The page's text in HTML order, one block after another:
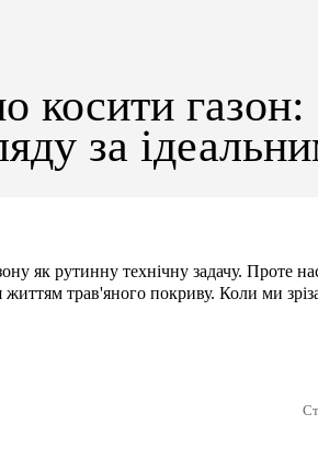
косити газон:
за
як рутинну технічну задачу. Проте
трав'яного покриву. Коли ми